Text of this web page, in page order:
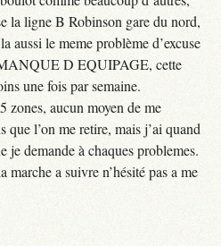
la ligne B Robinson gare du nord,
aussi le meme problème d’excuse
D EQUIPAGE, cette
une fois par semaine.
zones, aucun moyen de me
que l’on me retire, mais j’ai quand
je demande à chaques problemes.
marche a suivre n’hésité pas a me